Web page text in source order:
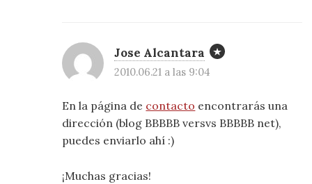
Jose Alcantara
2010.06.21 a las 9:04
En la página de contacto encontrarás una
dirección (blog BBBBB versvs BBBBB net),
puedes enviarlo ahí :)
¡Muchas gracias!